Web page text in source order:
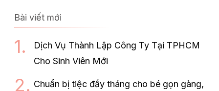
Bài viết mới
Dịch Vụ Thành Lập Công Ty Tại TPHCM
Cho Sinh Viên Mới
Chuẩn bị tiệc đầy tháng cho bé gọn gàng,